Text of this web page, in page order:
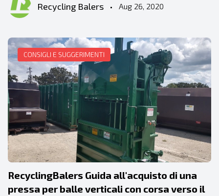
Recycling Balers • Aug 26, 2020
CONSIGLI E SUGGERIMENTI
RecyclingBalers Guida all'acquisto di una
pressa per balle verticali con corsa verso il